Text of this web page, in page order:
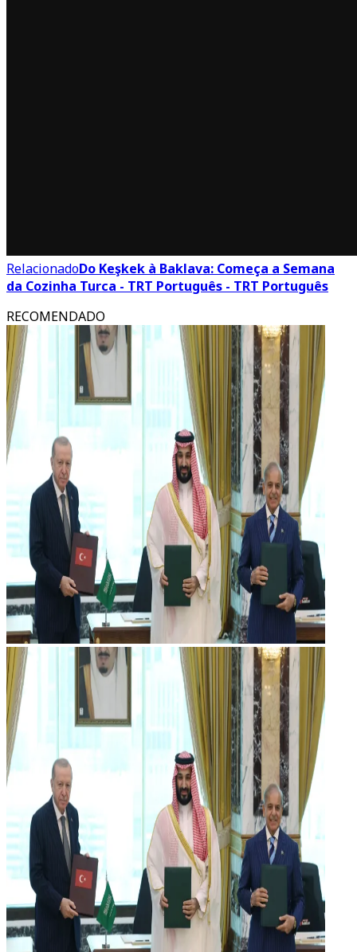
RelacionadoDo Keşkek à Baklava: Começa a Semana
da Cozinha Turca - TRT Português - TRT Português
RECOMENDADO